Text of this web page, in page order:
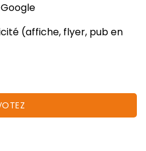
(affiche, flyer, pub en